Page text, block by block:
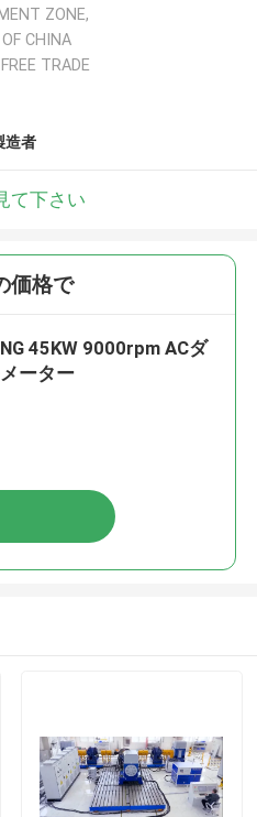
ZONE,
OF CHINA
TRADE
造者
て下さい
価格で
45KW 9000rpm ACダ
ーター